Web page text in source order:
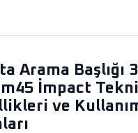
Arama Başlığı
İmpact
ve